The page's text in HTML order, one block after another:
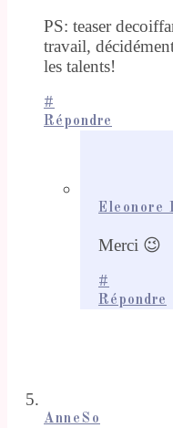
PS: teaser
travail,
les talents!
#
Répondre
Eleonore
Merci 😉
#
Répondre
AnneSo